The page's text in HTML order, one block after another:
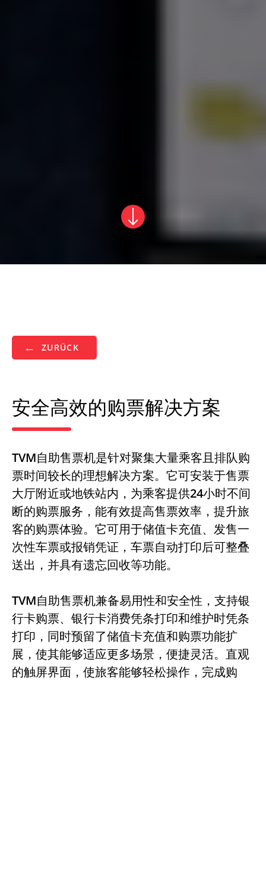
ZURÜCK
安全高效的购票解决方案
TVM自助售票机是针对聚集大量乘客且排队购
票时间较长的理想解决方案。它可安装于售票
大厅附近或地铁站内，为乘客提供24小时不间
断的购票服务，能有效提高售票效率，提升旅
客的购票体验。它可用于储值卡充值、发售一
次性车票或报销凭证，车票自动打印后可整叠
送出，并具有遗忘回收等功能。
TVM自助售票机兼备易用性和安全性，支持银
行卡购票、银行卡消费凭条打印和维护时凭条
打印，同时预留了储值卡充值和购票功能扩
展，使其能够适应更多场景，便捷灵活。直观
的触屏界面，使旅客能够轻松操作，完成购